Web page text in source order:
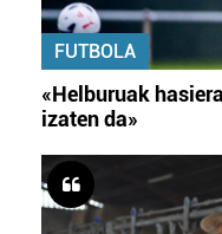
FUTBOLA
«Helburuak
izaten da»